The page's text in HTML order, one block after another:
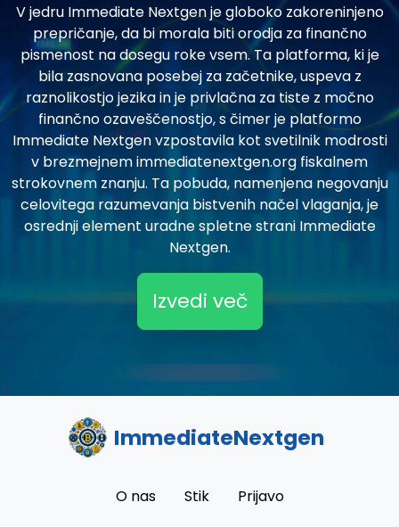
V jedru Immediate Nextgen je globoko zakoreninjeno
prepričanje, da bi morala biti orodja za finančno
pismenost na dosegu roke vsem. Ta platforma, ki je
bila zasnovana posebej za začetnike, uspeva z
raznolikostjo jezika in je privlačna za tiste z močno
finančno ozaveščenostjo, s čimer je platformo
Immediate Nextgen vzpostavila kot svetilnik modrosti
v brezmejnem immediatenextgen.org fiskalnem
strokovnem znanju. Ta pobuda, namenjena negovanju
celovitega razumevanja bistvenih načel vlaganja, je
osrednji element uradne spletne strani Immediate
Nextgen.
Izvedi več
ImmediateNextgen
O nas Stik Prijavo